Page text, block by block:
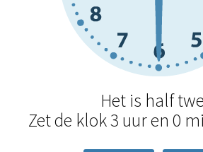
Het is half
Zet de klok 3 uur en 0